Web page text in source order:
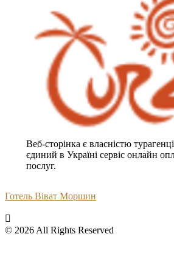
Веб-сторінка є власністю
єдиний в Україні сервіс онлайн
послуг.
Готель Віват Моршин
© 2026 All Rights Reserved